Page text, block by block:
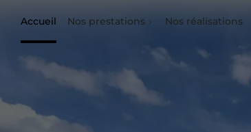
Accueil Nos prestations Nos réalisations